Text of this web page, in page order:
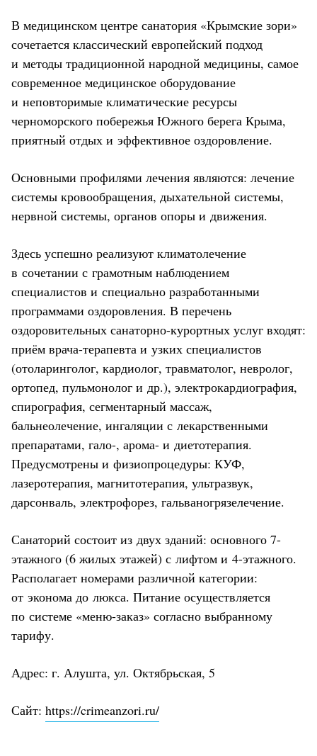
В медицинском центре санатория «Крымские зори»
сочетается классический европейский подход
и методы традиционной народной медицины, самое
современное медицинское оборудование
и неповторимые климатические ресурсы
черноморского побережья Южного берега Крыма,
приятный отдых и эффективное оздоровление.
Основными профилями лечения являются: лечение
системы кровообращения, дыхательной системы,
нервной системы, органов опоры и движения.
Здесь успешно реализуют климатолечение
в сочетании с грамотным наблюдением
специалистов и специально разработанными
программами оздоровления. В перечень
оздоровительных санаторно-курортных услуг входят:
приём врача-терапевта и узких специалистов
(отоларинголог, кардиолог, травматолог, невролог,
ортопед, пульмонолог и др.), электрокардиография,
спирография, сегментарный массаж,
бальнеолечение, ингаляции с лекарственными
препаратами, гало-, арома- и диетотерапия.
Предусмотрены и физиопроцедуры: КУФ,
лазеротерапия, магнитотерапия, ультразвук,
дарсонваль, электрофорез, гальваногрязелечение.
Санаторий состоит из двух зданий: основного 7-
этажного (6 жилых этажей) с лифтом и 4-этажного.
Располагает номерами различной категории:
от эконома до люкса. Питание осуществляется
по системе «меню-заказ» согласно выбранному
тарифу.
Адрес: г. Алушта, ул. Октябрьская, 5
Сайт: https://crimeanzori.ru/